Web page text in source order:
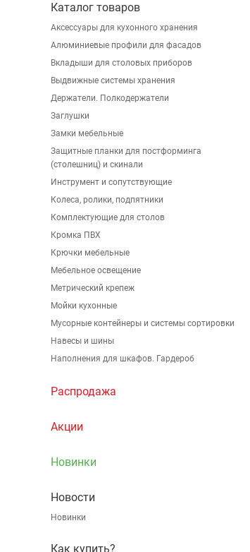
Каталог товаров
Аксессуары для кухонного хранения
Алюминиевые профили для фасадов
Вкладыши для столовых приборов
Выдвижные системы хранения
Держатели. Полкодержатели
Заглушки
Замки мебельные
Защитные планки для постформинга
(столешниц) и скинали
Инструмент и сопутствующие
Колеса, ролики, подпятники
Комплектующие для столов
Кромка ПВХ
Крючки мебельные
Мебельное освещение
Метрический крепеж
Мойки кухонные
Мусорные контейнеры и системы сортировки
Навесы и шины
Наполнения для шкафов. Гардероб
Распродажа
Акции
Новинки
Новости
Новинки
Как купить?